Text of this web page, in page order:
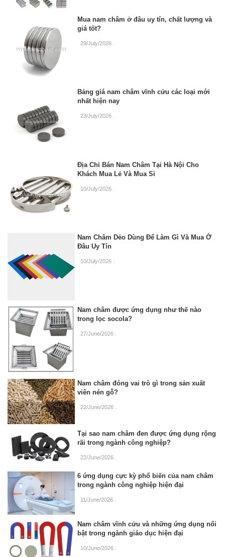
Mua nam châm ở đâu uy tín, chất lượng và
giá tốt?
29/July/2026
Bảng giá nam châm vĩnh cửu các loại mới
nhất hiện nay
23/July/2026
Địa Chỉ Bán Nam Châm Tại Hà Nội Cho
Khách Mua Lẻ Và Mua Sỉ
10/July/2026
Nam Châm Dẻo Dùng Để Làm Gì Và Mua Ở
Đâu Uy Tín
10/July/2026
Nam châm được ứng dụng như thế nào
trong lọc socola?
27/June/2026
Nam châm đóng vai trò gì trong sản xuất
viên nén gỗ?
22/June/2026
Tại sao nam châm đen được ứng dụng rộng
rãi trong ngành công nghiệp?
22/June/2026
6 ứng dụng cực kỳ phổ biến của nam châm
trong ngành công nghiệp hiện đại
11/June/2026
Nam châm vĩnh cửu và những ứng dụng nổi
bật trong ngành giáo dục hiện đại
10/June/2026